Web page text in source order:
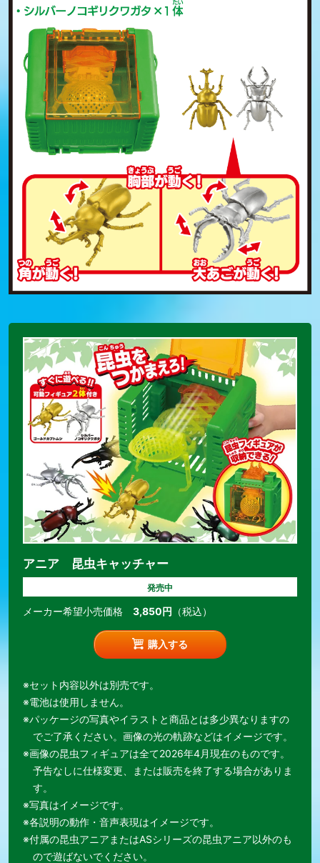
アニア 昆虫キャッチャー
発売中
メーカー希望小売価格 3,850円 （税込）
購入する
※セット内容以外は別売です。
※電池は使用しません。
※パッケージの写真やイラストと商品とは多少異なりますの
でご了承ください。画像の光の軌跡などはイメージです。
※画像の昆虫フィギュアは全て2026年4月現在のものです。
予告なしに仕様変更、または販売を終了する場合がありま
す。
※写真はイメージです。
※各説明の動作・音声表現はイメージです。
※付属の昆虫アニアまたはASシリーズの昆虫アニア以外のも
ので遊ばないでください。